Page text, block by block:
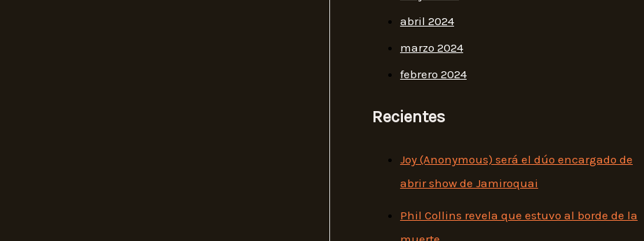
abril 2024
marzo 2024
febrero 2024
Recientes
Joy (Anonymous) será el dúo encargado de
abrir show de Jamiroquai
Phil Collins revela que estuvo al borde de la